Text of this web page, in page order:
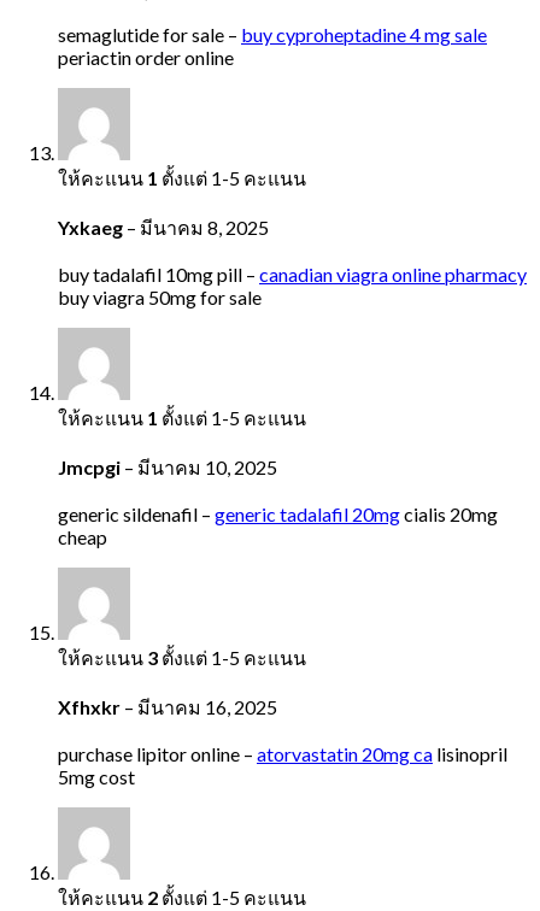
semaglutide for sale – buy cyproheptadine 4 mg sale
periactin order online
ให้คะแนน 1 ตั้งแต่ 1-5 คะแนน
Yxkaeg – มีนาคม 8, 2025
buy tadalafil 10mg pill – canadian viagra online pharmacy
buy viagra 50mg for sale
ให้คะแนน 1 ตั้งแต่ 1-5 คะแนน
Jmcpgi – มีนาคม 10, 2025
generic sildenafil – generic tadalafil 20mgcialis 20mg
cheap
ให้คะแนน 3 ตั้งแต่ 1-5 คะแนน
Xfhxkr – มีนาคม 16, 2025
purchase lipitor online – atorvastatin 20mg ca lisinopril
5mg cost
ให้คะแนน 2 ตั้งแต่ 1-5 คะแนน